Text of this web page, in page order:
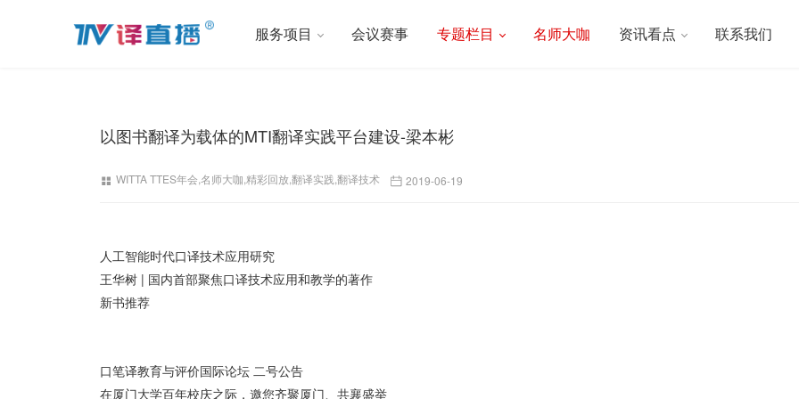
服务项目 会议赛事 专题栏目 名师大咖 资讯看点 联系我们
以图书翻译为载体的MTI翻译实践平台建设-梁本彬
WITTA TTES年会 名师大咖 精彩回放翻译实践 翻译技术 2019-06-19
人工智能时代口译技术应用研究
王华树 | 国内首部聚焦口译技术应用和教学的著作
新书推荐
口笔译教育与评价国际论坛 二号公告
在厦门大学百年校庆之际，邀您齐聚厦门、共襄盛举